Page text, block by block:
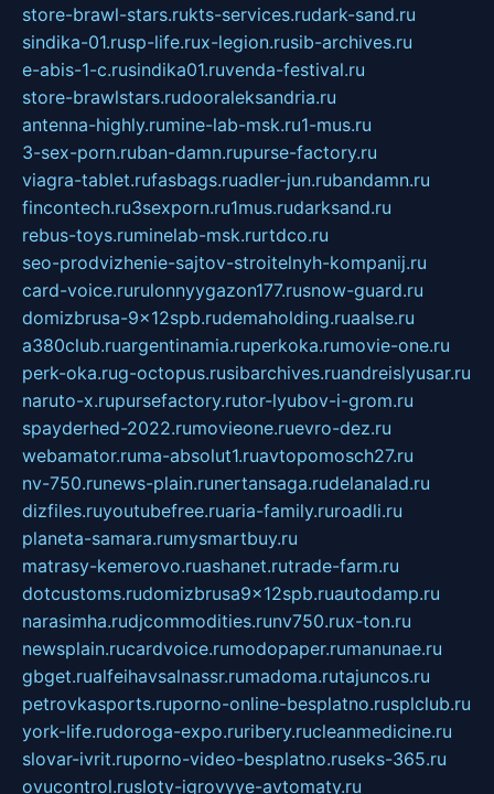
store-brawl-stars.rukts-services.rudark-sand.ru
sindika-01.rusp-life.rux-legion.rusib-archives.ru
e-abis-1-c.rusindika01.ruvenda-festival.ru
store-brawlstars.rudooraleksandria.ru
antenna-highly.rumine-lab-msk.ru1-mus.ru
3-sex-porn.ruban-damn.rupurse-factory.ru
viagra-tablet.rufasbags.ruadler-jun.rubandamn.ru
fincontech.ru3sexporn.ru1mus.rudarksand.ru
rebus-toys.ruminelab-msk.rurtdco.ru
seo-prodvizhenie-sajtov-stroitelnyh-kompanij.ru
card-voice.rurulonnyygazon177.rusnow-guard.ru
domizbrusa-9x12spb.rudemaholding.ruaalse.ru
a380club.ruargentinamia.ruperkoka.rumovie-one.ru
perk-oka.rug-octopus.rusibarchives.ruandreislyusar.ru
naruto-x.rupursefactory.rutor-lyubov-i-grom.ru
spayderhed-2022.rumovieone.ruevro-dez.ru
webamator.ruma-absolut1.ruavtopomosch27.ru
nv-750.runews-plain.runertansaga.rudelanalad.ru
dizfiles.ruyoutubefree.ruaria-family.ruroadli.ru
planeta-samara.rumysmartbuy.ru
matrasy-kemerovo.ruashanet.rutrade-farm.ru
dotcustoms.rudomizbrusa9x12spb.ruautodamp.ru
narasimha.rudjcommodities.runv750.rux-ton.ru
newsplain.rucardvoice.rumodopaper.rumanunae.ru
gbget.rualfeihavsalnassr.rumadoma.rutajuncos.ru
petrovkasports.ruporno-online-besplatno.rusplclub.ru
york-life.rudoroga-expo.ruribery.rucleanmedicine.ru
slovar-ivrit.ruporno-video-besplatno.ruseks-365.ru
ovucontrol.rusloty-igrovyye-avtomaty.ru